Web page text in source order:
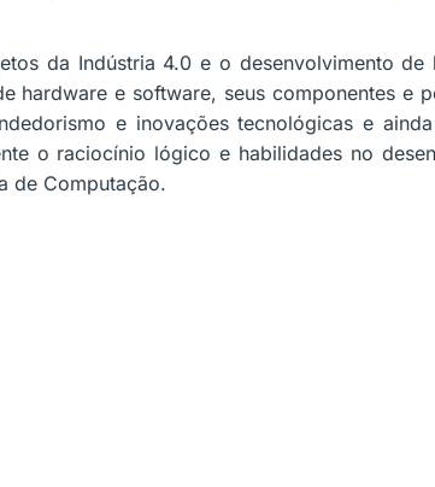
da Indústria 4.0 e o desenvolvimento de
hardware e software, seus componentes e
e inovações tecnológicas e
o raciocínio lógico e habilidades no
de Computação.